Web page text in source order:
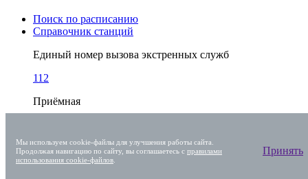
Поиск по расписанию
Справочник станций
Единый номер вызова экстренных служб
112
Приёмная
Центр поддержки клиентов ОАО РЖД
Мы используем cookie-файлы для улучшения работы сайта.
Продолжая навигацию по сайту, вы соглашаетесь с правилами
использования cookie-файлов
Принять